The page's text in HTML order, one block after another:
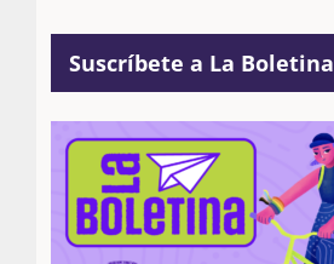
Suscríbete a La Boletina